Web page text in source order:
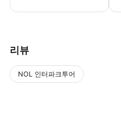
리뷰
NOL 인터파크투어